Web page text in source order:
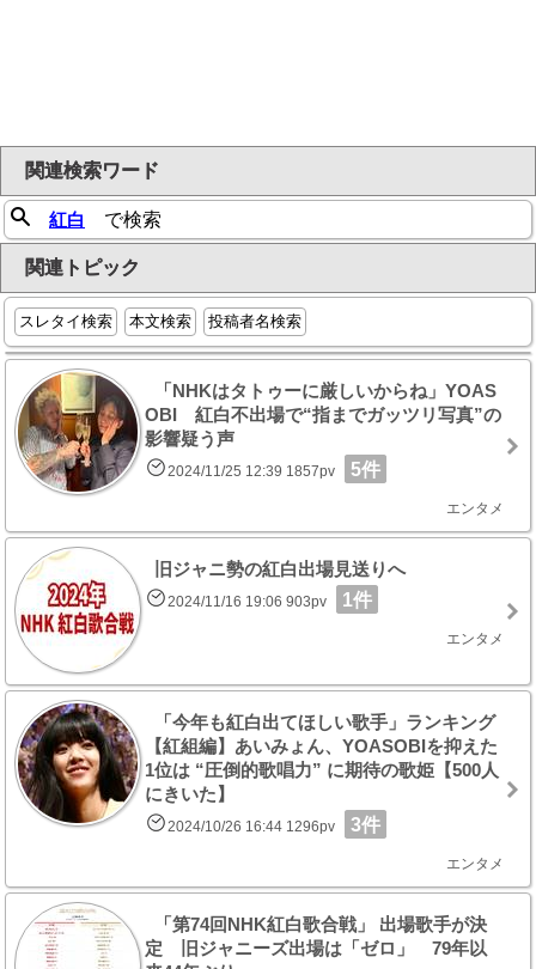
関連検索ワード
紅白 で検索
関連トピック
スレタイ検索 本文検索 投稿者名検索
「NHKはタトゥーに厳しいからね」YOAS
OBI 紅白不出場で“指までガッツリ写真”の
影響疑う声
2024/11/25 12:39 1857pv 5件
エンタメ
旧ジャニ勢の紅白出場見送りへ
2024/11/16 19:06 903pv 1件
エンタメ
「今年も紅白出てほしい歌手」ランキング
【紅組編】あいみょん、YOASOBIを抑えた
1位は “圧倒的歌唱力” に期待の歌姫【500人
にきいた】
2024/10/26 16:44 1296pv 3件
エンタメ
「第74回NHK紅白歌合戦」 出場歌手が決
定 旧ジャニーズ出場は「ゼロ」 79年以